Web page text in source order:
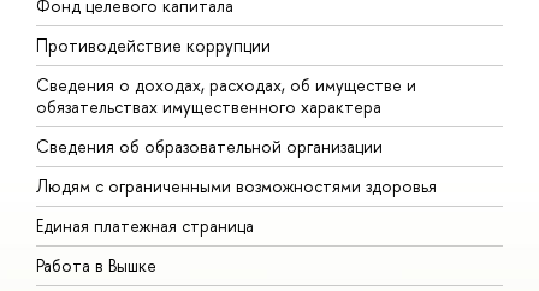
Фонд целевого капитала
Противодействие коррупции
Сведения о доходах, расходах, об имуществе и
обязательствах имущественного характера
Сведения об образовательной организации
Людям с ограниченными возможностями здоровья
Единая платежная страница
Работа в Вышке